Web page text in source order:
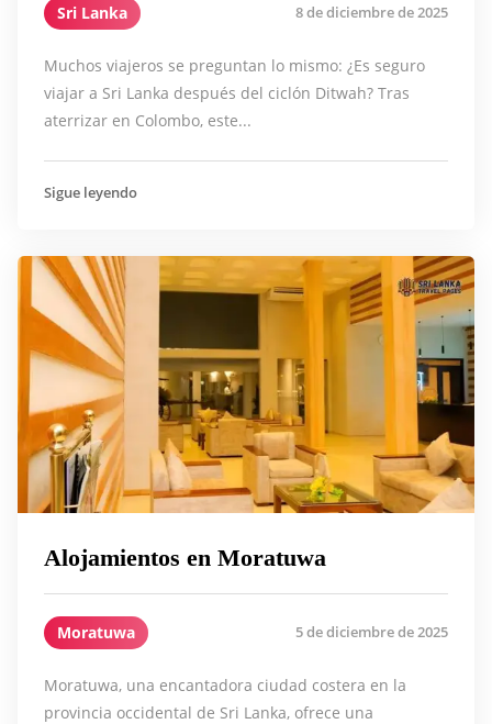
Sri Lanka 8 de diciembre de 2025
Muchos viajeros se preguntan lo mismo: ¿Es seguro
viajar a Sri Lanka después del ciclón Ditwah? Tras
aterrizar en Colombo, este...
Sigue leyendo
Alojamientos en Moratuwa
Moratuwa 5 de diciembre de 2025
Moratuwa, una encantadora ciudad costera en la
provincia occidental de Sri Lanka, ofrece una